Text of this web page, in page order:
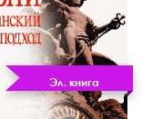
Эл. книга